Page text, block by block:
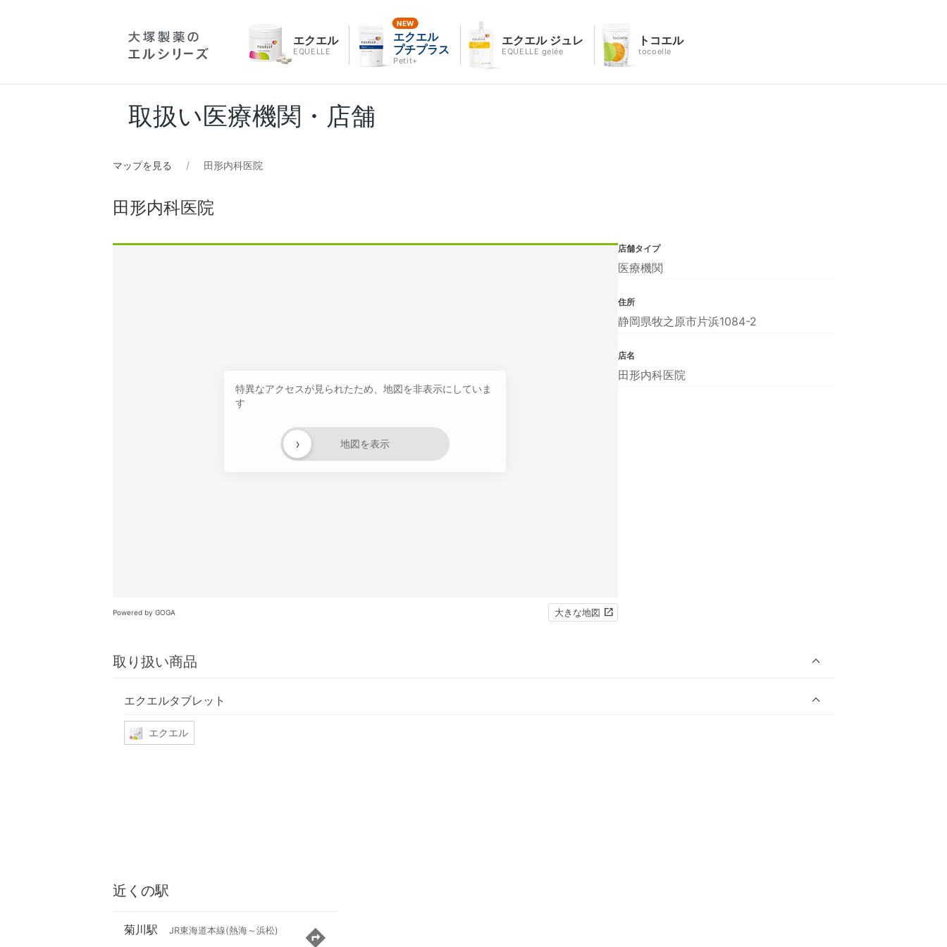
エクエル
EQUELLE
エクエル
プチプラス
Petit+
エクエル ジュレ
EQUELLE gelée
トコエル
tocoelle
取扱い医療機関・店舗
マップを見る 田形内科医院
田形内科医院
特異なアクセスが見られたため、地図を非表示にしていま
す
地図を表示
›
Powered by GOGA 大きな地図
取り扱い商品
エクエルタブレット
エクエル
店舗タイプ
医療機関
住所
静岡県牧之原市片浜1084-2
店名
田形内科医院
近くの駅
菊川駅 JR東海道本線(熱海～浜松)